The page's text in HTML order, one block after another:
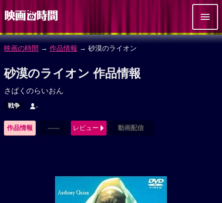
映画の時間 → 作品情報 → 砂漠のライオン
砂漠のライオン 作品情報
さばくのらいおん
戦争 -
作品情報 ------ レビュー 動画配信